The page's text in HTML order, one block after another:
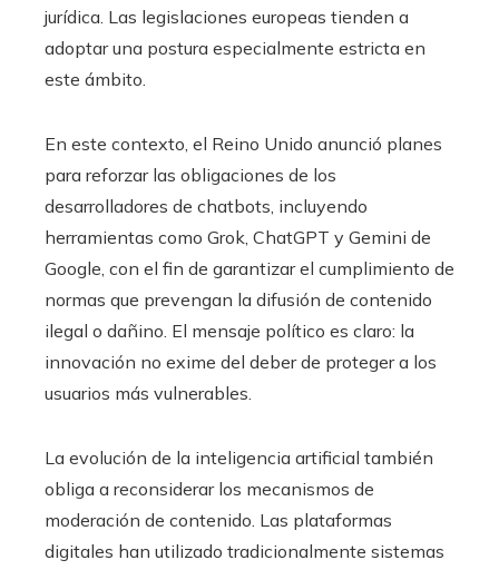
jurídica. Las legislaciones europeas tienden a
adoptar una postura especialmente estricta en
este ámbito.
En este contexto, el Reino Unido anunció planes
para reforzar las obligaciones de los
desarrolladores de chatbots, incluyendo
herramientas como Grok, ChatGPT y Gemini de
Google, con el fin de garantizar el cumplimiento de
normas que prevengan la difusión de contenido
ilegal o dañino. El mensaje político es claro: la
innovación no exime del deber de proteger a los
usuarios más vulnerables.
La evolución de la inteligencia artificial también
obliga a reconsiderar los mecanismos de
moderación de contenido. Las plataformas
digitales han utilizado tradicionalmente sistemas